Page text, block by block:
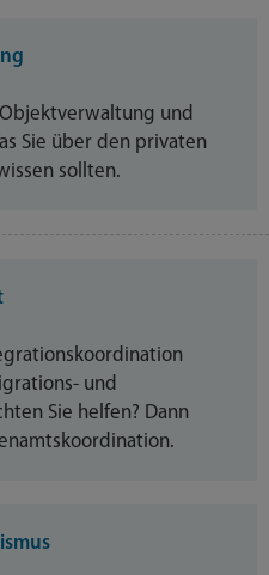
und
Sie über den privaten
sollten.
und
Sie helfen? Dann